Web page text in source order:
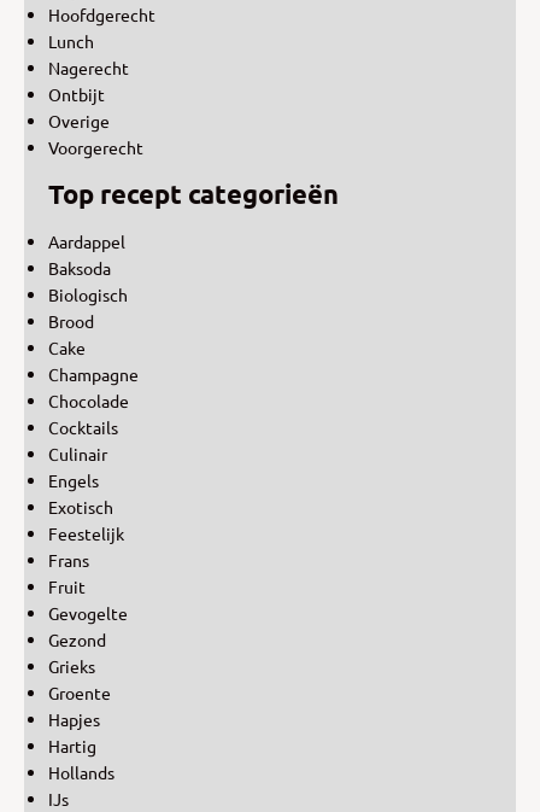
Hoofdgerecht
Lunch
Nagerecht
Ontbijt
Overige
Voorgerecht
Top recept categorieën
Aardappel
Baksoda
Biologisch
Brood
Cake
Champagne
Chocolade
Cocktails
Culinair
Engels
Exotisch
Feestelijk
Frans
Fruit
Gevogelte
Gezond
Grieks
Groente
Hapjes
Hartig
Hollands
IJs